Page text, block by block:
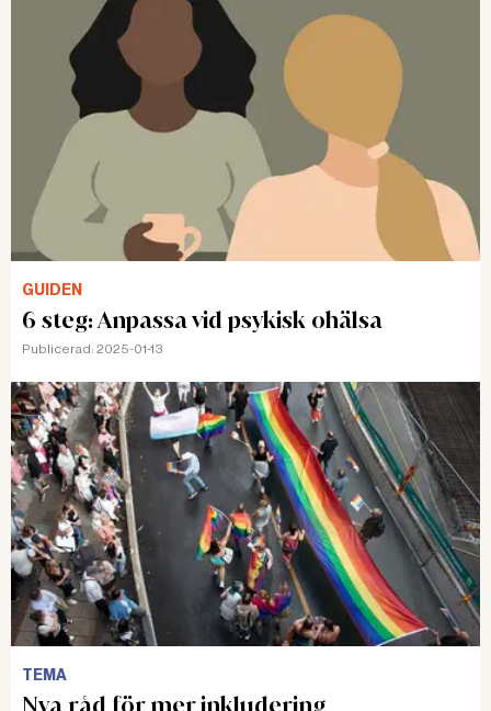
GUIDEN
6 steg: Anpassa vid psykisk ohälsa
Publicerad: 2025-01-13
TEMA
Nya råd för mer inkludering